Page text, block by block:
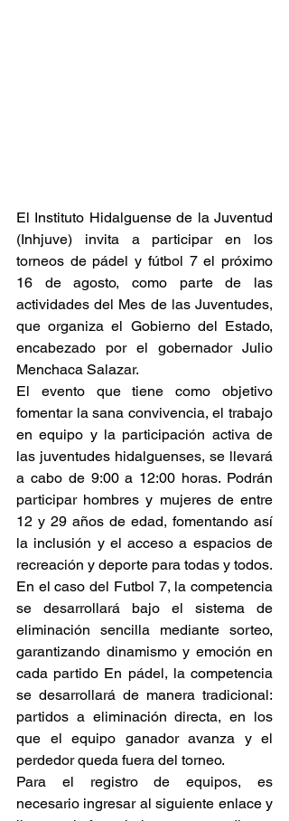
El Instituto Hidalguense de la Juventud
(Inhjuve) invita a participar en los
torneos de pádel y fútbol 7 el próximo
16 de agosto, como parte de las
actividades del Mes de las Juventudes,
que organiza el Gobierno del Estado,
encabezado por el gobernador Julio
Menchaca Salazar.
El evento que tiene como objetivo
fomentar la sana convivencia, el trabajo
en equipo y la participación activa de
las juventudes hidalguenses, se llevará
a cabo de 9:00 a 12:00 horas. Podrán
participar hombres y mujeres de entre
12 y 29 años de edad, fomentando así
la inclusión y el acceso a espacios de
recreación y deporte para todas y todos.
En el caso del Futbol 7, la competencia
se desarrollará bajo el sistema de
eliminación sencilla mediante sorteo,
garantizando dinamismo y emoción en
cada partido En pádel, la competencia
se desarrollará de manera tradicional:
partidos a eliminación directa, en los
que el equipo ganador avanza y el
perdedor queda fuera del torneo.
Para el registro de equipos, es
necesario ingresar al siguiente enlace y